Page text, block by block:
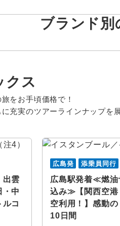
ブランド別
クス
をお手頃価格で！
充実のツアーラインナップを
出雲
中
ルコ
広島発 添乗員同行
広島駅発着≪燃油
込み≫【関西空港
空利用！】感動
10日間